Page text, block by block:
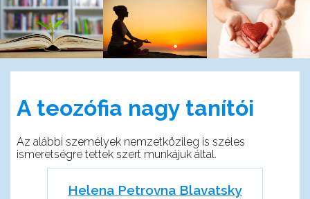
A teozófia nagy tanítói
Az alábbi személyek nemzetközileg is széles
ismeretségre tettek szert munkájuk által.
Helena Petrovna Blavatsky